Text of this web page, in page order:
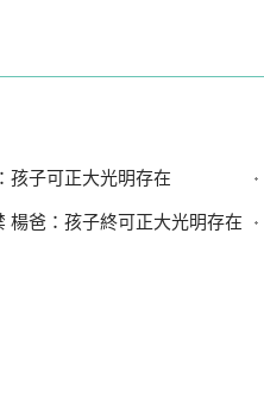
孩子可正大光明存在
楊爸：孩子終可正大光明存在